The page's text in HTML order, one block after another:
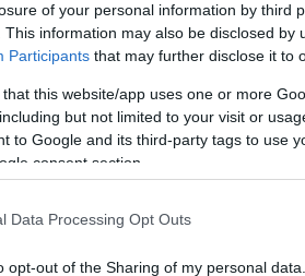
of your personal information by third
This information may also be disclosed by
Participants that may further disclose it to
that this website/app uses one or more
but not limited to your visit or
to Google and its third-party tags to use
consent section.
Data Processing Opt Outs
opt-out of the Sharing of my personal data.
Labs3DP vállalat az Emírségek
módszerére, amellyel
nyomtatóeljárást kombinálnak egybe,
és a hagyományosaknál
és gipszszerkezetek készíthetők.
kutatócsoportja 3D nyomtatással
anyagból álló szerkezeteket. 3D
anyagot használtak, az új